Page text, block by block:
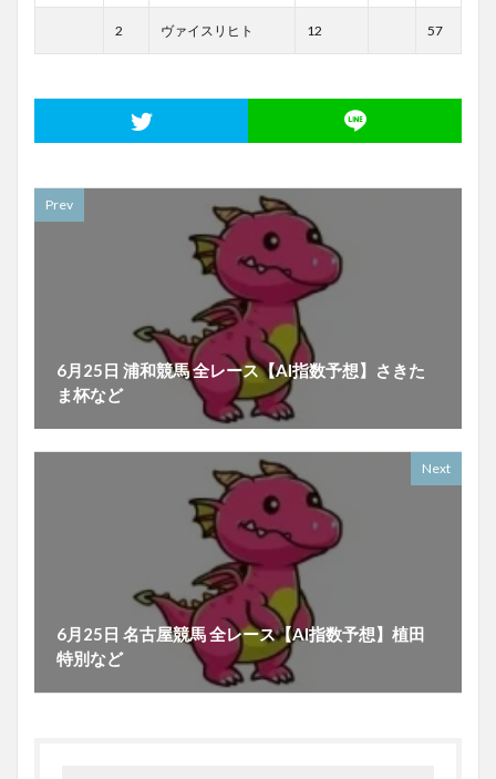
2 ヴァイスリヒト 12 57
Prev
6月25日 浦和競馬 全レース【AI指数予想】さきた
ま杯など
Next
6月25日 名古屋競馬 全レース【AI指数予想】植田
特別など